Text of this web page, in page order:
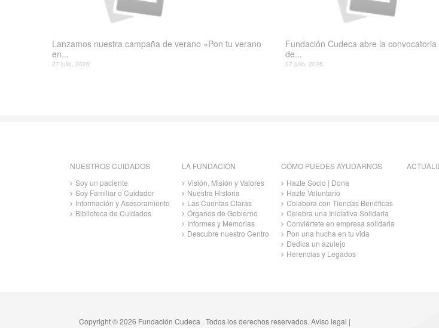
Lanzamos nuestra campaña de verano «Pon tu verano
en...
27 julio, 2026
Fundación Cudeca abre la
de...
27 julio, 2026
NUESTROS CUIDADOS
Soy un paciente
Soy Familiar o Cuidador
Información y Asesoramiento
Biblioteca de Cuidados
LA FUNDACIÓN
Visión, Misión y Valores
Nuestra Historia
Las Cuentas Claras
Órganos de Gobierno
Informes y Memorias
Descubre nuestro Centro
CÓMO PUEDES AYUDARNOS
Hazte Socio | Dona
Hazte Voluntario
Colabora con Tiendas Benéficas
Celebra una Iniciativa Solidaria
Conviértete en empresa solidaria
Pon una hucha en tu vida
Dedica un azulejo
Herencias y Legados
Copyright © 2026 Fundación Cudeca . Todos los derechos reservados. Aviso legal |